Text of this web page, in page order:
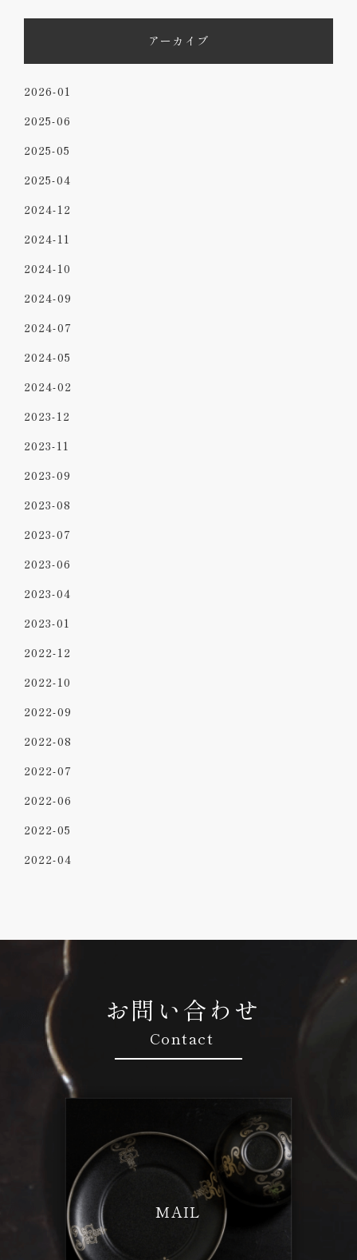
アーカイブ
2026-01
2025-06
2025-05
2025-04
2024-12
2024-11
2024-10
2024-09
2024-07
2024-05
2024-02
2023-12
2023-11
2023-09
2023-08
2023-07
2023-06
2023-04
2023-01
2022-12
2022-10
2022-09
2022-08
2022-07
2022-06
2022-05
2022-04
お問い合わせ
Contact
MAIL